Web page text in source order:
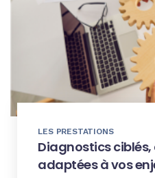
LES PRESTATIONS
Diagnostics
adaptées à vos